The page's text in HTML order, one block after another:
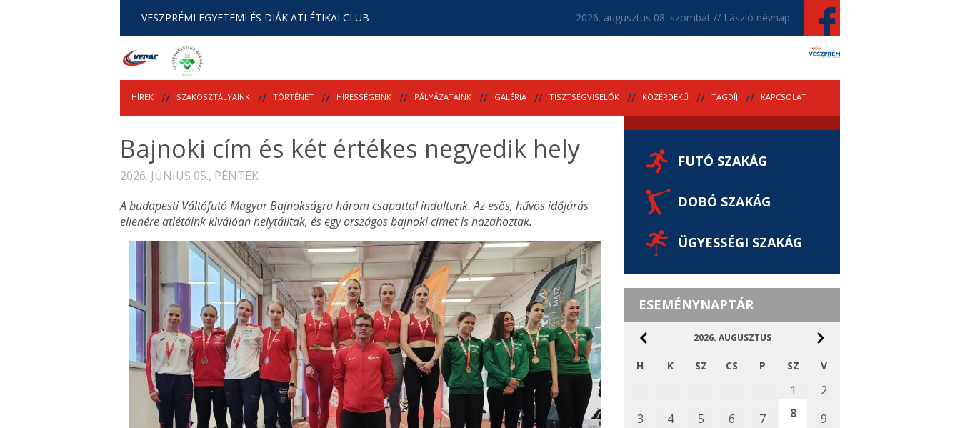
VESZPRÉMI EGYETEMI ÉS DIÁK ATLÉTIKAI CLUB 2026. augusztus 08. szombat // László névnap
HÍREK SZAKOSZTÁLYAINK TÖRTÉNET HÍRESSÉGEINK PÁLYÁZATAINK GALÉRIA TISZTSÉGVISELŐK KÖZÉRDEKŰ TAGDÍJ KAPCSOLAT
Bajnoki cím és két értékes negyedik hely
2026. JÚNIUS 05., PÉNTEK
A budapesti Váltófutó Magyar Bajnokságra három csapattal indultunk. Az esős, hűvös időjárás
ellenére atlétáink kiválóan helytálltak, és egy országos bajnoki címet is hazahoztak.
FUTÓ SZAKÁG
DOBÓ SZAKÁG
ÜGYESSÉGI SZAKÁG
ESEMÉNYNAPTÁR
2026. AUGUSZTUS
H K SZ CS P SZ V
1
2
3
4 5 6 7 8
9